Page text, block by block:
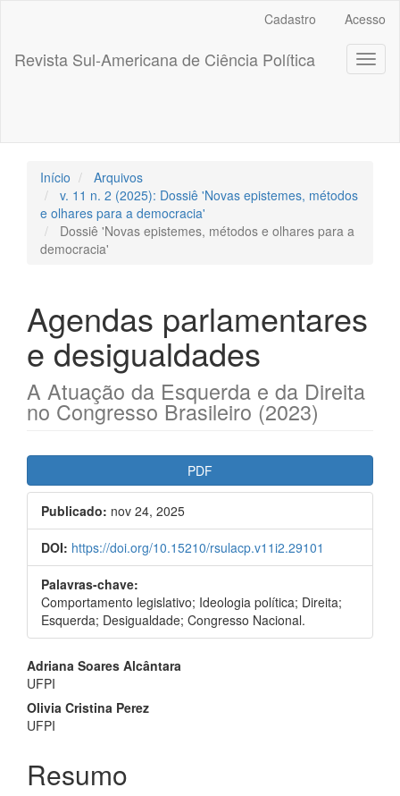
##plugins.themes.bootstrap3.accessible_menu.main_content##
##plugins.themes.bootstrap3.accessible_menu.sidebar##
Cadastro Acesso
Revista Sul-Americana de Ciência Política
Início
Arquivos
v. 11 n. 2 (2025): Dossiê 'Novas epistemes, métodos
e olhares para a democracia'
Dossiê 'Novas epistemes, métodos e olhares para a
democracia'
Agendas parlamentares
e desigualdades
A Atuação da Esquerda e da Direita
no Congresso Brasileiro (2023)
PDF
Publicado: nov 24, 2025
DOI: https://doi.org/10.15210/rsulacp.v11i2.29101
Palavras-chave:
Comportamento legislativo; Ideologia política; Direita;
Esquerda; Desigualdade; Congresso Nacional.
Adriana Soares Alcântara
UFPI
Olivia Cristina Perez
UFPI
Resumo